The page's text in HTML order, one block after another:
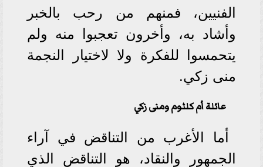
الفنيين، فمنهم من رحب بالخبر
وأشاد به، وأخرون تعجبوا منه ولم
يتحمسوا للفكرة ولا لاختيار النجمة
منى زكي.
عائلة أم كلثوم ومنى زكي
أما الأغرب من التناقض في آراء
الجمهور والنقاد، هو التناقض الذي